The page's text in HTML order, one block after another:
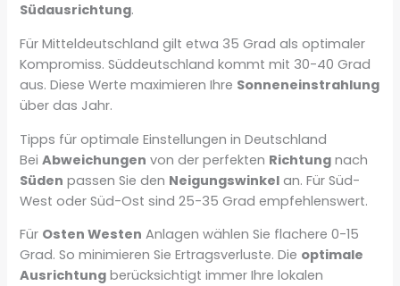
Südausrichtung.
Für Mitteldeutschland gilt etwa 35 Grad als optimaler
Kompromiss. Süddeutschland kommt mit 30-40 Grad
aus. Diese Werte maximieren Ihre Sonneneinstrahlung
über das Jahr.
Tipps für optimale Einstellungen in Deutschland
BeiAbweichungen von der perfekten Richtung nach
Süden passen Sie den Neigungswinkel an. Für Süd-
West oder Süd-Ost sind 25-35 Grad empfehlenswert.
Für Osten Westen Anlagen wählen Sie flachere 0-15
Grad. So minimieren Sie Ertragsverluste. Die optimale
Ausrichtung berücksichtigt immer Ihre lokalen